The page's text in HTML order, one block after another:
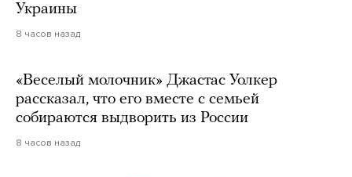
Украины
8 часов назад
«Веселый молочник» Джастас Уолкер
рассказал, что его вместе с семьей
собираются выдворить из России
8 часов назад